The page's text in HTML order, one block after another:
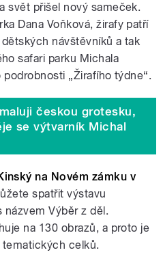
svět přišel nový sameček.
Dana Voňková, žirafy patří
návštěvníků a tak
safari parku Michala
„Žirafího týdne“.
českou grotesku,
se výtvarník Michal
na Novém zámku v
spatřit výstavu
názvem Výběr z děl.
na 130 obrazů, a proto je
tematických celků.